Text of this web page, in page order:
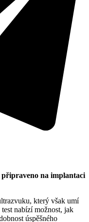
na implantaci
který však umí
nabízí možnost, jak
úspěšného